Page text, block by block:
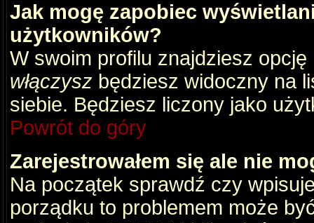
Jak mogę zapobiec
użytkowników?
W swoim profilu znajdziesz opcję
włączysz będziesz widoczny na
siebie. Będziesz liczony jako
Powrót do góry
Zarejestrowałem się ale nie
Na początek sprawdź czy
porządku to problemem może